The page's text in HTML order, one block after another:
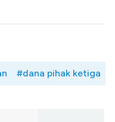
#dana pihak ketiga